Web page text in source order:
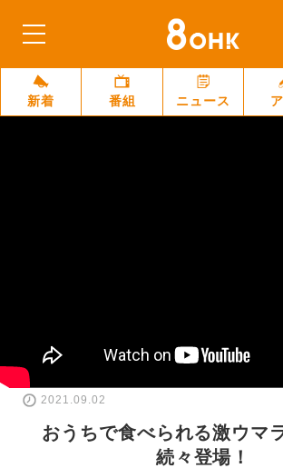
新着 番組 ニュース
2021.09.02
おうちで食べられる激ウマ
続々登場！